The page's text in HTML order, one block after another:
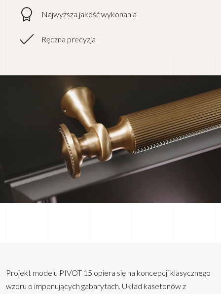
Najwyższa jakość wykonania
Ręczna precyzja
Projekt modelu PIVOT 15 opiera się na koncepcji klasycznego
wzoru o imponujących gabarytach. Układ kasetonów z